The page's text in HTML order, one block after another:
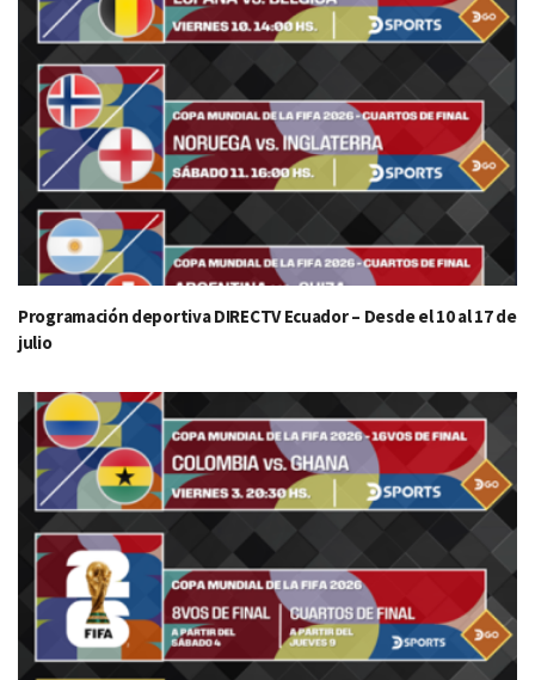
Programación deportiva DIRECTV Ecuador – Desde el 10 al 17 de
julio